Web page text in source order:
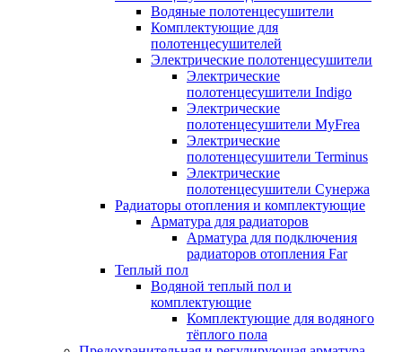
Водяные полотенцесушители
Комплектующие для
полотенцесушителей
Электрические полотенцесушители
Электрические
полотенцесушители Indigo
Электрические
полотенцесушители MyFrea
Электрические
полотенцесушители Terminus
Электрические
полотенцесушители Сунержа
Радиаторы отопления и комплектующие
Арматура для радиаторов
Арматура для подключения
радиаторов отопления Far
Теплый пол
Водяной теплый пол и
комплектующие
Комплектующие для водяного
тёплого пола